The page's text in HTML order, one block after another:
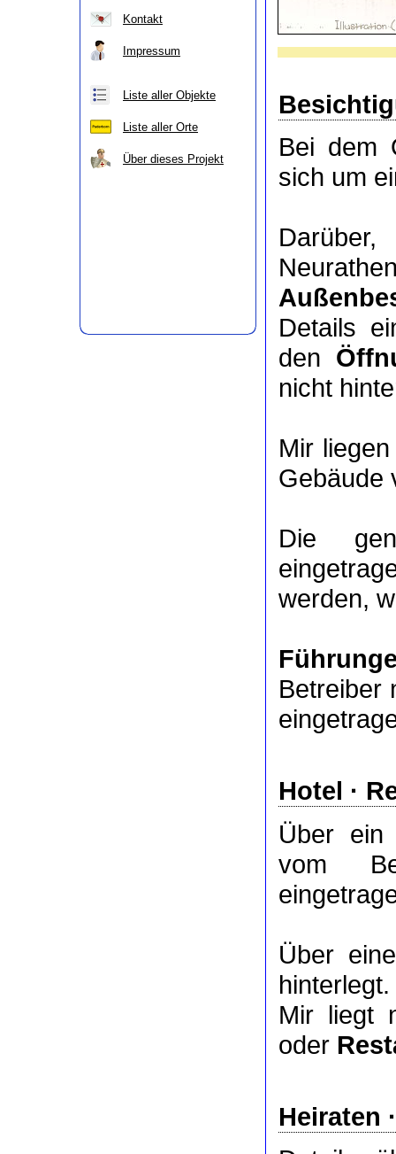
Kontakt
Impressum
Liste aller Objekte
Liste aller Orte
Über dieses Projekt
Bei dem
sich um
Details
den
nicht
Mir
Gebäude
Die
werden,
Betreiber
Hotel ·
Über
vom
Über
hinterlegt.
Mir liegt
oder
Heiraten